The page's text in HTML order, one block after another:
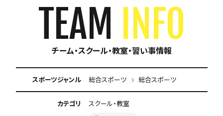
初回購入品あり 保護者の当番なし
TEAM INFO
チーム・スクール・教室・習い事情報
スポーツジャンル 総合スポーツ 総合スポーツ
カテゴリ スクール・教室